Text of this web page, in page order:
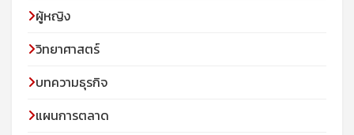
ผู้หญิง
วิทยาศาสตร์
บทความธุรกิจ
แผนการตลาด